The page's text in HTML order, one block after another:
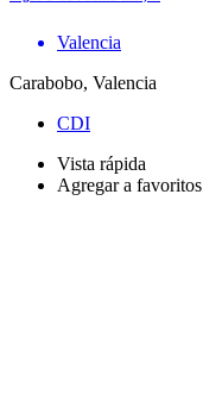
Valencia
Carabobo, Valencia
CDI
Vista rápida
Agregar a favoritos